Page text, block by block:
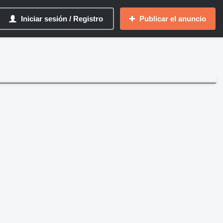
Iniciar sesión / Registro Publicar el anuncio